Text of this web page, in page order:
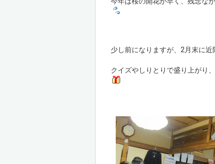
少し前になりますが、2月末に近
クイズやしりとりで盛り上がり